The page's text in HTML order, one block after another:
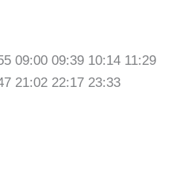
09:00 09:39 10:14 11:29
21:02 22:17 23:33